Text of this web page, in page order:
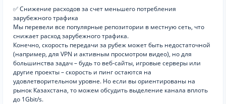
✅ Снижение расходов за счет меньшего потребления
зарубежного трафика
Мы перевели все популярные репозитории в местную сеть, что
снижает расход зарубежного трафика.
Конечно, скорость передачи за рубеж может быть недостаточной
(например, для VPN и активным просмотром видео), но для
большинства задач – будь то веб-сайты, игровые серверы или
другие проекты – скорость и пинг остаются на
удовлетворительном уровне. Но если вы ориентированы на
рынок Казахстана, то можем обсудить выделение канала вплоть
до 1Gbit/s.